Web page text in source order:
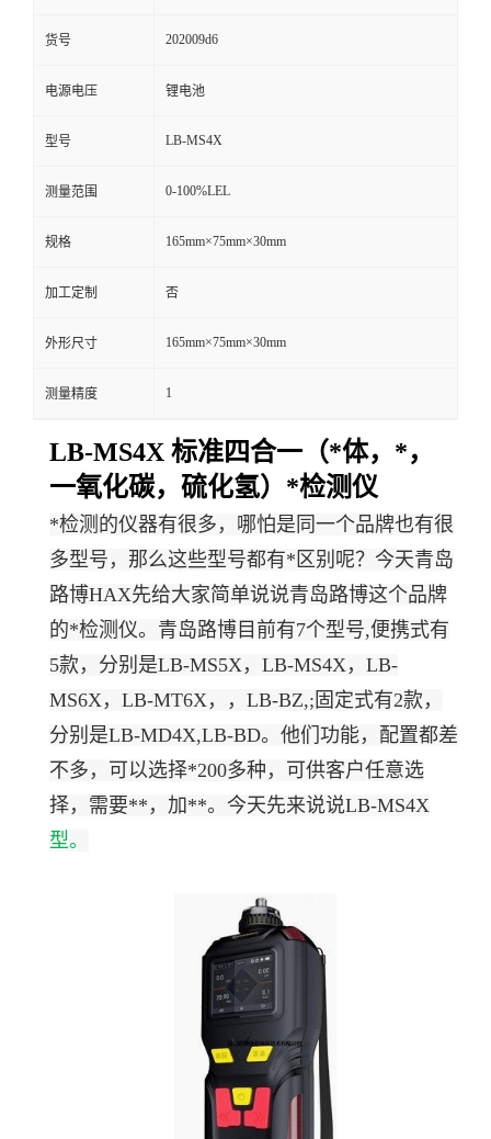
言
货号 202009d6
电源电压 锂电池
型号 LB-MS4X
测量范围 0-100%LEL
规格 165mm×75mm×30mm
加工定制 否
外形尺寸 165mm×75mm×30mm
测量精度 1
LB-MS4X 标准四合一（*体，*，
一氧化碳，硫化氢）*检测仪
*检测的仪器有很多，哪怕是同一个品牌也有很
多型号，那么这些型号都有*区别呢？今天青岛
路博HAX先给大家简单说说青岛路博这个品牌
的*检测仪。青岛路博目前有7个型号,便携式有
5款，分别是LB-MS5X，LB-MS4X，LB-
MS6X，LB-MT6X，，LB-BZ,;固定式有2款，
分别是LB-MD4X,LB-BD。他们功能，配置都差
不多，可以选择*200多种，可供客户任意选
择，需要**，加**。今天先来说说LB-MS4X
型。